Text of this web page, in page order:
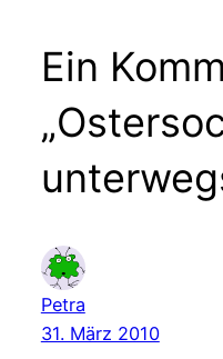
Ein
Petra
31. März 2010